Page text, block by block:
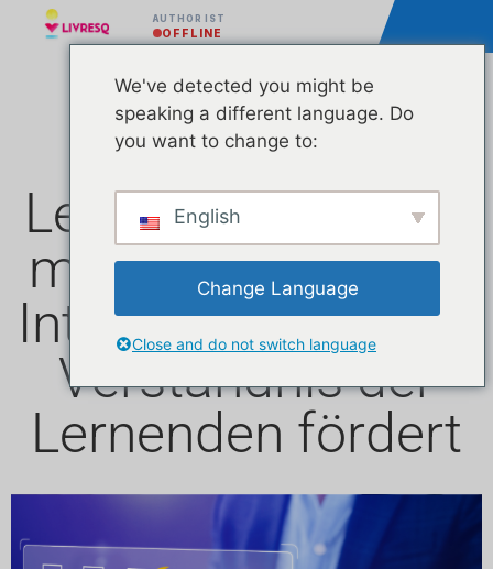
AUTHOR IST
OFFLINE
Engagiertes E-
Learning: Wie man
mit Quizfragen die
Interaktion und das
Verständnis der
Lernenden fördert
We've detected you might be
speaking a different language. Do
you want to change to:
English
Change Language
Close and do not switch language